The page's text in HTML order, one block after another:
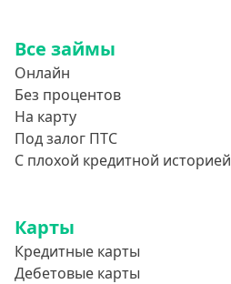
Все займы
Онлайн
Без процентов
На карту
Под залог ПТС
С плохой кредитной историей
Карты
Кредитные карты
Дебетовые карты